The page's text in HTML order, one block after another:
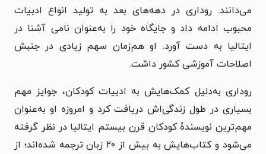
می‌دانند. روداری در دهه‌های بعد به تولید انواع ادبیات
محبوب ادامه داد و جایگاه خود را به‌عنوان نامی آشنا در
ایتالیا به دست آورد. او هم‌زمان سهم زیادی در جنبش
اصلاحات آموزشی کشور داشت.
روداری به‌دلیل کمک‌هایش به ادبیات کودکان، جوایز مهم
بسیاری در طول زندگی‌اش دریافت کرد و امروزه او به‌عنوان
مهم‌ترین نویسندۀ کودکان قرن بیستم ایتالیا در نظر گرفته
می‌شود و کتاب‌هایش به بیش از ۲۰ زبان ترجمه شده‌اند؛ از